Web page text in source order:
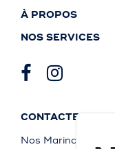
À PROPOS
NOS SERVICES
CONTACTEZ-
Nos Marinas